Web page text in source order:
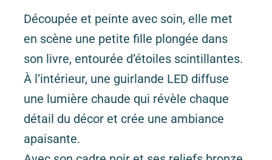
Découpée et peinte avec soin, elle met
en scène une petite fille plongée dans
son livre, entourée d’étoiles scintillantes.
À l’intérieur, une guirlande LED diffuse
une lumière chaude qui révèle chaque
détail du décor et crée une ambiance
apaisante.